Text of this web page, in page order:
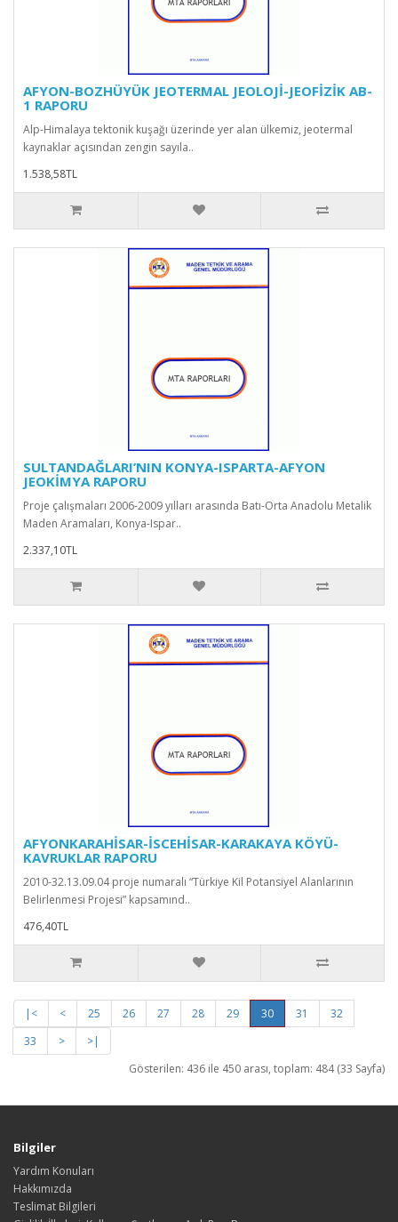
AFYON-BOZHÜYÜK JEOTERMAL JEOLOJİ-JEOFİZİK AB-
1 RAPORU
Alp-Himalaya tektonik kuşağı üzerinde yer alan ülkemiz, jeotermal
kaynaklar açısından zengin sayıla..
1.538,58TL
SULTANDAĞLARI’NIN KONYA-ISPARTA-AFYON
JEOKİMYA RAPORU
Proje çalışmaları 2006-2009 yılları arasında Batı-Orta Anadolu Metalik
Maden Aramaları, Konya-Ispar..
2.337,10TL
AFYONKARAHİSAR-İSCEHİSAR-KARAKAYA KÖYÜ-
KAVRUKLAR RAPORU
2010-32.13.09.04 proje numaralı “Türkiye Kil Potansiyel Alanlarının
Belirlenmesi Projesi” kapsamınd..
476,40TL
|< < 25 26 27 28 29 30 31
32
33
>
>|
Gösterilen: 436 ile 450 arası, toplam: 484 (33 Sayfa)
Bilgiler
Yardım Konuları
Hakkımızda
Teslimat Bilgileri